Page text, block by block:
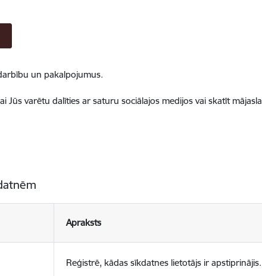
un pakalpojumus.
Jūs varētu dalīties ar saturu sociālajos medijos vai skatīt
Apraksts
Reģistrē, kādas sīkdatnes lietotājs ir apstiprinājis.